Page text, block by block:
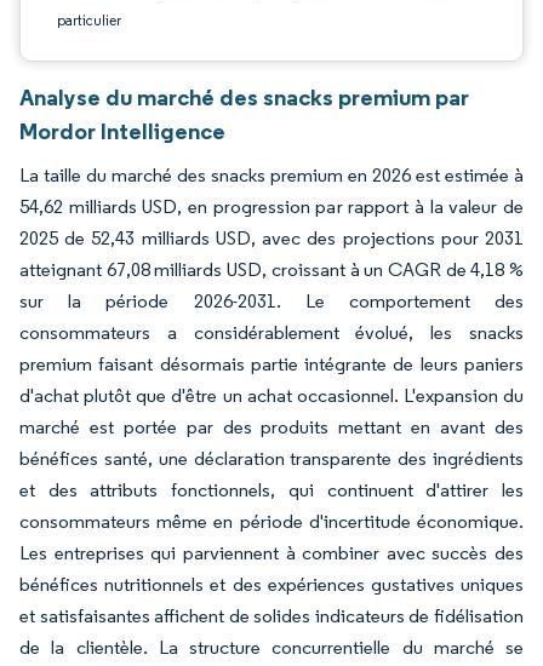
particulier
Analyse du marché des snacks premium par
Mordor Intelligence
La taille du marché des snacks premium en 2026 est estimée à
54,62 milliards USD, en progression par rapport à la valeur de
2025 de 52,43 milliards USD, avec des projections pour 2031
atteignant 67,08 milliards USD, croissant à un CAGR de 4,18 %
sur la période 2026-2031. Le comportement des
consommateurs a considérablement évolué, les snacks
premium faisant désormais partie intégrante de leurs paniers
d'achat plutôt que d'être un achat occasionnel. L'expansion du
marché est portée par des produits mettant en avant des
bénéfices santé, une déclaration transparente des ingrédients
et des attributs fonctionnels, qui continuent d'attirer les
consommateurs même en période d'incertitude économique.
Les entreprises qui parviennent à combiner avec succès des
bénéfices nutritionnels et des expériences gustatives uniques
et satisfaisantes affichent de solides indicateurs de fidélisation
de la clientèle. La structure concurrentielle du marché se